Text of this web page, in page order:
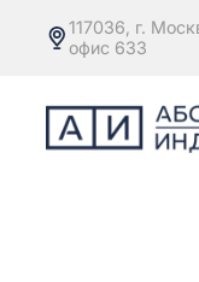
117036, г.
офис 633